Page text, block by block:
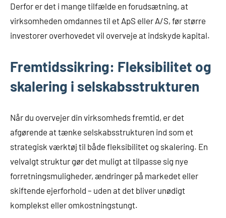
Derfor er det i mange tilfælde en forudsætning, at
virksomheden omdannes til et ApS eller A/S, før større
investorer overhovedet vil overveje at indskyde kapital.
Fremtidssikring: Fleksibilitet og
skalering i selskabsstrukturen
Når du overvejer din virksomheds fremtid, er det
afgørende at tænke selskabsstrukturen ind som et
strategisk værktøj til både fleksibilitet og skalering. En
velvalgt struktur gør det muligt at tilpasse sig nye
forretningsmuligheder, ændringer på markedet eller
skiftende ejerforhold – uden at det bliver unødigt
komplekst eller omkostningstungt.